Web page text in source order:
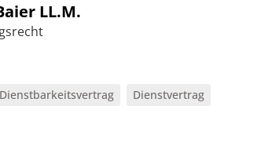
LL.M.
Dienstbarkeitsvertrag
Dienstvertrag